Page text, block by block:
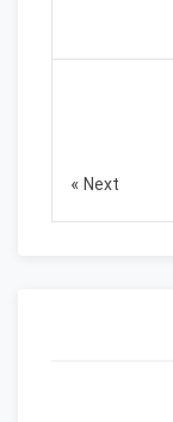
Next »